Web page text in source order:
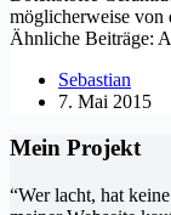
möglicherweise von
Ähnliche Beiträge:
Sebastian
7. Mai 2015
Mein Projekt
“Wer lacht, hat